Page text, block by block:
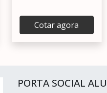
Cotar agora
PORTA SOCIAL